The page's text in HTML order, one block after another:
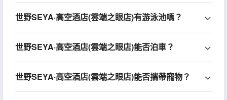
世野SEYA·高空酒店(雲端之眼店)有游泳池嗎？
世野SEYA·高空酒店(雲端之眼店)能否泊車？
世野SEYA·高空酒店(雲端之眼店)能否攜帶寵物？